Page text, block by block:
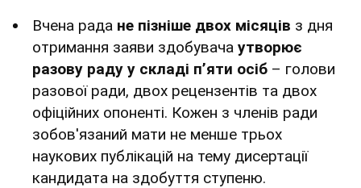
Вчена рада не пізніше двох місяців з дня
отримання заяви здобувача утворює
разову раду у складі п’яти осіб – голови
разової ради, двох рецензентів та двох
офіційних опоненті. Кожен з членів ради
зобов'язаний мати не менше трьох
наукових публікацій на тему дисертації
кандидата на здобуття ступеню.